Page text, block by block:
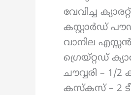
വേവിച്ച
കസ്റ്റാർഡ്
വാനില
ഗ്രെയ്റ്റഡ്
ചൗവ്വരി – 1/2
കസ്കസ് – 2